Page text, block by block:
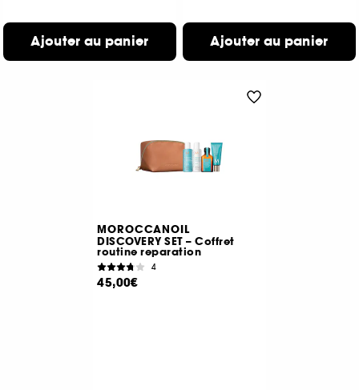
Ajouter au panier Ajouter au panier
MOROCCANOIL
DISCOVERY SET – Coffret
routine reparation
4
45,00€